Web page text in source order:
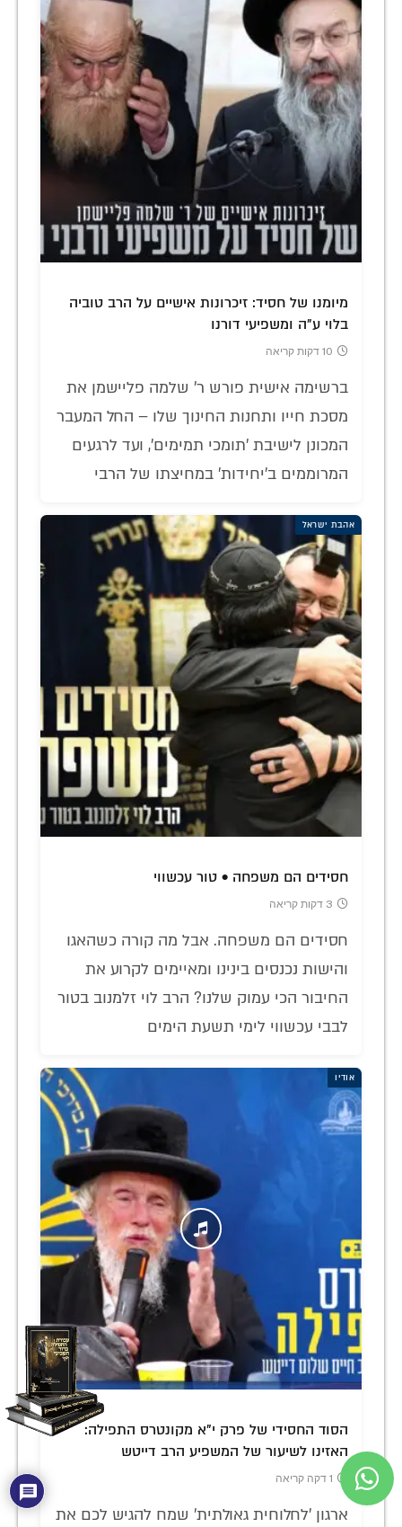
מיומנו של חסיד: זיכרונות אישיים על הרב טוביה
בלוי ע"ה ומשפיעי דורנו
10 דקות קריאה
ברשימה אישית פורש ר' שלמה פליישמן את
מסכת חייו ותחנות החינוך שלו – החל המעבר
המכונן לישיבת 'תומכי תמימים', ועד לרגעים
המרוממים ב'יחידות' במחיצתו של הרבי
אהבת ישראל
חסידים הם משפחה • טור עכשווי
3 דקות קריאה
חסידים הם משפחה. אבל מה קורה כשהאגו
והישות נכנסים בינינו ומאיימים לקרוע את
החיבור הכי עמוק שלנו? הרב לוי זלמנוב בטור
לבבי עכשווי לימי תשעת הימים
אודיו
הסוד החסידי של פרק י"א מקונטרס התפילה:
האזינו לשיעור של המשפיע הרב דייטש
1 דקה קריאה
ארגון 'לחלוחית גאולתית' שמח להגיש לכם את